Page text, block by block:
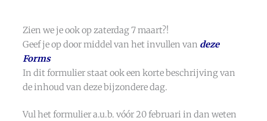
Zien we je ook op zaterdag 7 maart?!
Geef je op door middel van het invullen van deze
Forms
In dit formulier staat ook een korte beschrijving van
de inhoud van deze bijzondere dag.
Vul het formulier a.u.b. vóór 20 februari in dan weten